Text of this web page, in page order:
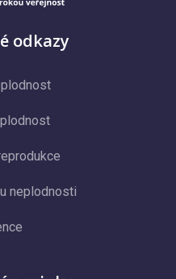
odkazy
neplodnosti